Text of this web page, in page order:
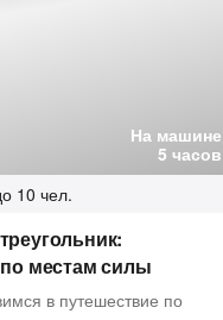
На машине
5 часов
10 чел.
местам силы
в путешествие по